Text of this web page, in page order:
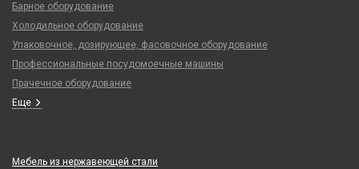
Барное оборудование
Холодильное оборудование
Упаковочное, дозирующее, фасовочное оборудование
Профессиональные посудомоечные машины
Прачечное оборудование
Еще
Мебель из нержавеющей стали